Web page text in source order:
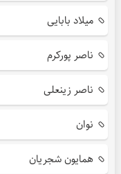
میلاد بابایی
ناصر پورکرم
ناصر زینعلی
نوان
همایون شجریان